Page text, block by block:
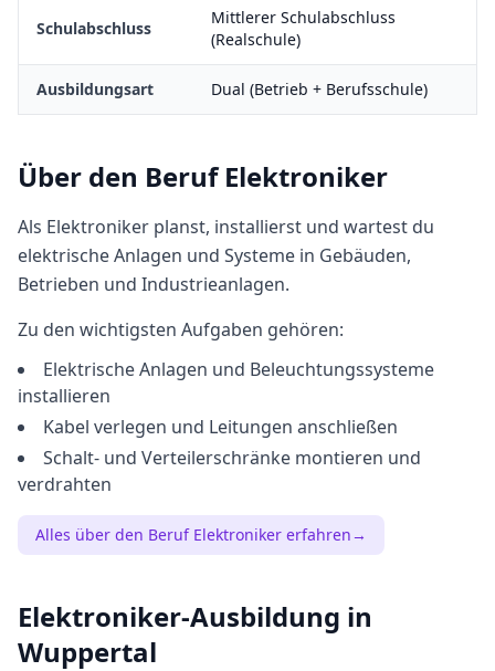
Schulabschluss
Mittlerer Schulabschluss
(Realschule)
Ausbildungsart Dual (Betrieb + Berufsschule)
Über den BerufElektroniker
Als Elektroniker planst, installierst und wartest du
elektrische Anlagen und Systeme in Gebäuden,
Betrieben und Industrieanlagen.
Zu den wichtigsten Aufgaben gehören:
Elektrische Anlagen und Beleuchtungssysteme
installieren
Kabel verlegen und Leitungen anschließen
Schalt- und Verteilerschränke montieren und
verdrahten
Alles über den Beruf Elektroniker erfahren→
Elektroniker-Ausbildung in
Wuppertal